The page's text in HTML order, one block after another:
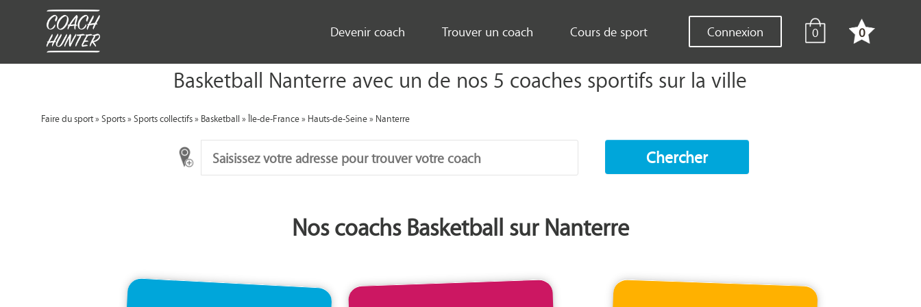
Connexion 0 0
Devenir coach Trouver un coach Cours de sport
Basketball Nanterre avec un de nos 5 coaches sportifs sur la ville
Faire du sport»Sports»Sports collectifs»Basketball»Île-de-France»Hauts-de-Seine»Nanterre
Chercher
Nos coachs Basketball sur Nanterre